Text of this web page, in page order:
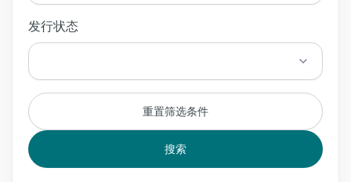
发行状态
重置筛选条件
搜索